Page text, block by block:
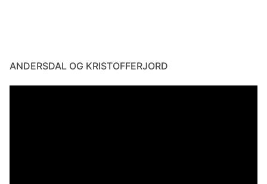
ANDERSDAL OG KRISTOFFERJORD